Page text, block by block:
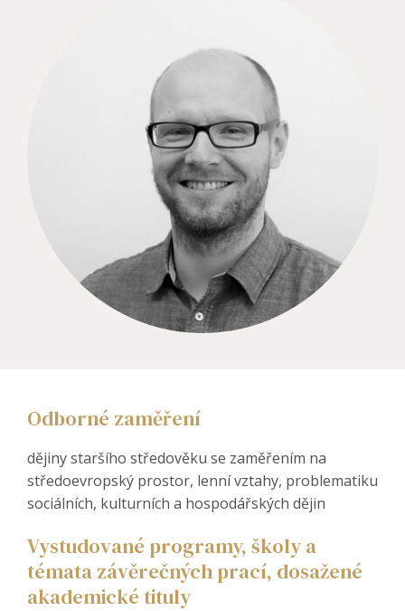
Odborné zaměření
dějiny staršího středověku se zaměřením na
středoevropský prostor, lenní vztahy, problematiku
sociálních, kulturních a hospodářských dějin
Vystudované programy, školy a
témata závěrečných prací, dosažené
akademické tituly